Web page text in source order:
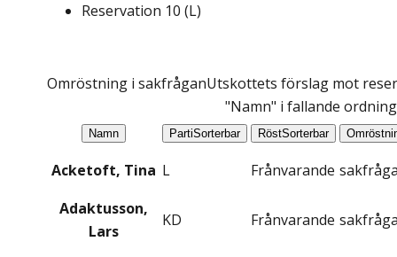
Reservation 10 (L)
Omröstning i sakfråganUtskottets förslag mot
"Namn" i fallande ordning
Namn PartiSorterbar RöstSorterbar
Acketoft, Tina L Frånvarande
Adaktusson,
Lars
KD Frånvarande